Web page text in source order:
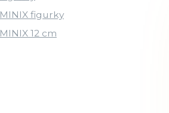
MINIX figurky
MINIX 12 cm